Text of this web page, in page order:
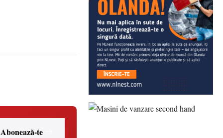
Abonează-te